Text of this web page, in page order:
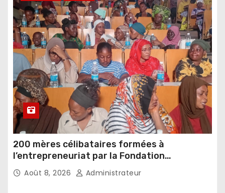
200 mères célibataires formées à
l’entrepreneuriat par la Fondation
Umugiraneza et l’OPDD
Août 8, 2026 Administrateur